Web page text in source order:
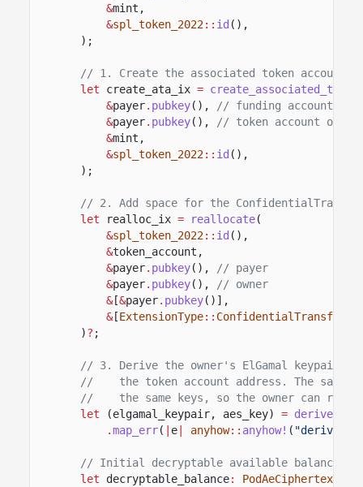
&mint,
&spl_token_2022:: id (),
);
// 1. Create the associated token account.
let
create_ata_ix =
&payer. pubkey(),
// funding account
&payer. pubkey(),
// token account owner
&mint,
&spl_token_2022:: id (),
);
// 2. Add space for the
let
realloc_ix = reallocate(
&spl_token_2022:: id (),
&token_account,
&payer. pubkey(),
// payer
&payer. pubkey(),
// owner
&[&payer. pubkey()],
&[ExtensionType::
)? ;
// 3. Derive the owner's ElGamal keypair
//    the token account address. The same
//    the same keys, so the owner can
let
(elgamal_keypair, aes_key) =
.map_err( e anyhow:: anyhow! ( "derive
// Initial decryptable available balance of
let
decryptable_balance: PodAeCiphertext